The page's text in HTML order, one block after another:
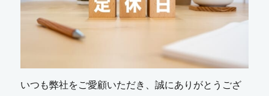
いつも弊社をご愛顧いただき、誠にありがとうござ